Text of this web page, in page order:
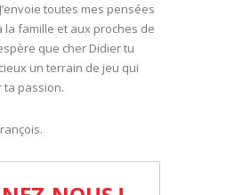
toutes mes pensées
la famille et aux proches de
que cher Didier tu
un terrain de jeu qui
ta passion.